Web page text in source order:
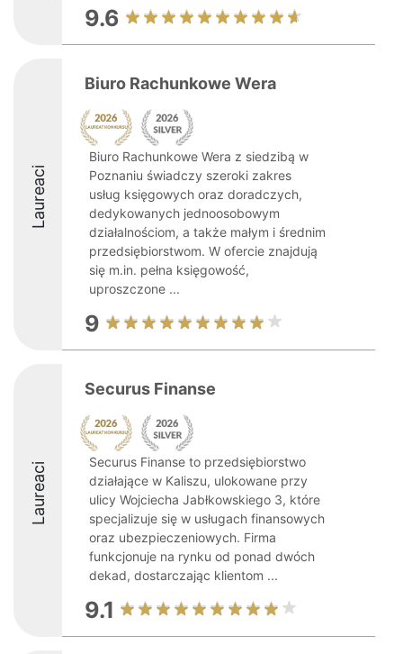
9.6
Laureaci
Biuro Rachunkowe Wera
Biuro Rachunkowe Wera z siedzibą w
Poznaniu świadczy szeroki zakres
usług księgowych oraz doradczych,
dedykowanych jednoosobowym
działalnościom, a także małym i średnim
przedsiębiorstwom. W ofercie znajdują
się m.in. pełna księgowość,
uproszczone ...
9
Laureaci
Securus Finanse
Securus Finanse to przedsiębiorstwo
działające w Kaliszu, ulokowane przy
ulicy Wojciecha Jabłkowskiego 3, które
specjalizuje się w usługach finansowych
oraz ubezpieczeniowych. Firma
funkcjonuje na rynku od ponad dwóch
dekad, dostarczając klientom ...
9.1